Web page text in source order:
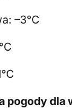
pogody dla